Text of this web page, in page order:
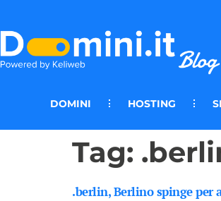
DOMINI HOSTING
Tag:
.berlin, Berlino spinge per